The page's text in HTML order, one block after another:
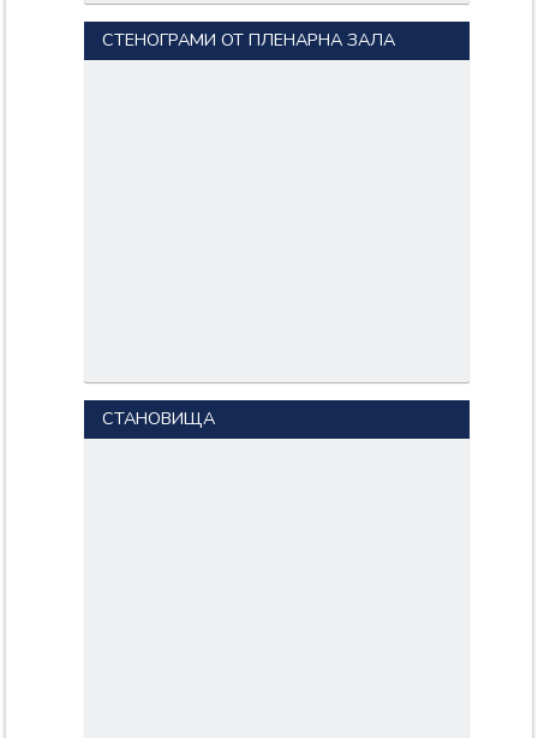
СТЕНОГРАМИ ОТ ПЛЕНАРНА ЗАЛА
СТАНОВИЩА